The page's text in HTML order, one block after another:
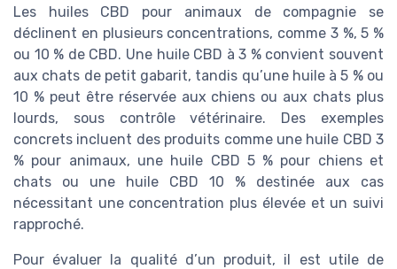
Les huiles CBD pour animaux de compagnie se
déclinent en plusieurs concentrations, comme 3 %, 5 %
ou 10 % de CBD. Une huile CBD à 3 % convient souvent
aux chats de petit gabarit, tandis qu’une huile à 5 % ou
10 % peut être réservée aux chiens ou aux chats plus
lourds, sous contrôle vétérinaire. Des exemples
concrets incluent des produits comme une huile CBD 3
% pour animaux, une huile CBD 5 % pour chiens et
chats ou une huile CBD 10 % destinée aux cas
nécessitant une concentration plus élevée et un suivi
rapproché.
Pour évaluer la qualité d’un produit, il est utile de